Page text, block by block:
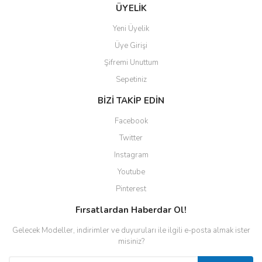
ÜYELİK
Yeni Üyelik
Üye Girişi
Şifremi Unuttum
Sepetiniz
BİZİ TAKİP EDİN
Facebook
Twitter
Instagram
Youtube
Pinterest
Fırsatlardan Haberdar Ol!
Gelecek Modeller, indirimler ve duyuruları ile ilgili e-posta almak ister
misiniz?